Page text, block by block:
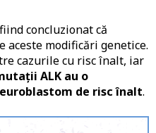
concluzionat că
modificări genetice.
cazurile cu risc înalt, iar
ALK au o
de risc înalt.